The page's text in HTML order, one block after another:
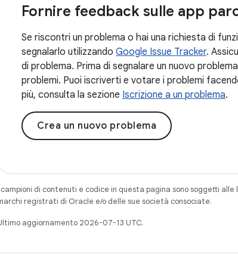
Fornire feedback sulle app
Se riscontri un problema o hai una richiesta di
segnalarlo utilizzando Google Issue Tracker.
di problema. Prima di segnalare un nuovo
problemi. Puoi iscriverti e votare i problemi
più, consulta la sezione Iscrizione a un problema.
Crea un nuovo problema
campioni di contenuti e codice in questa pagina sono soggetti
registrati di Oracle e/o delle sue società consociate.
aggiornamento 2026-07-13 UTC.